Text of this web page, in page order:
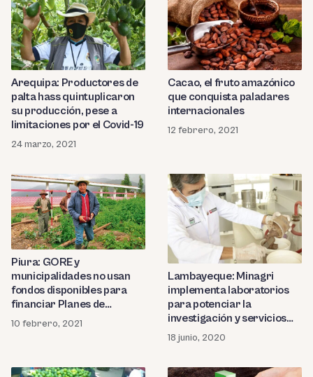
Arequipa: Productores de
palta hass quintuplicaron
su producción, pese a
limitaciones por el Covid-19
24 marzo, 2021
Cacao, el fruto amazónico
que conquista paladares
internacionales
12 febrero, 2021
Piura: GORE y
municipalidades no usan
fondos disponibles para
financiar Planes de
Negocio
10 febrero, 2021
Lambayeque: Minagri
implementa laboratorios
para potenciar la
investigación y servicios
agrarios
18 junio, 2020